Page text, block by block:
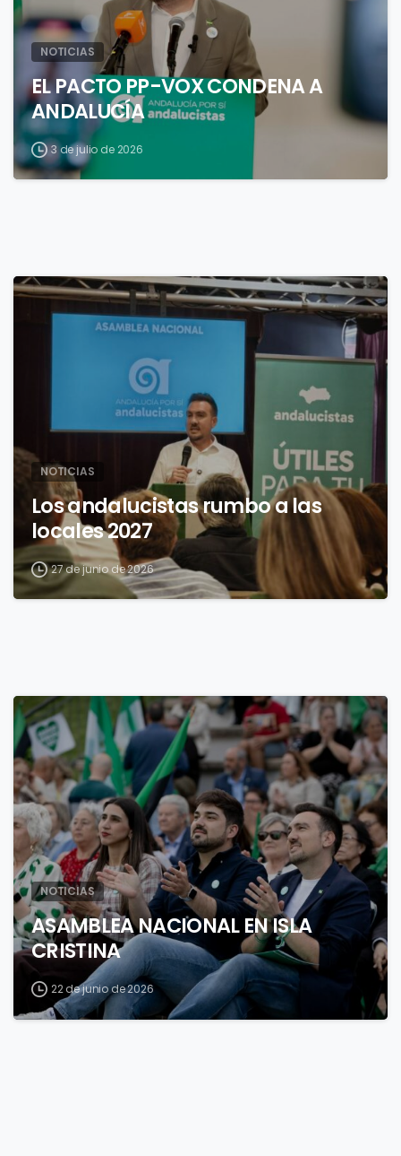
NOTICIAS
EL PACTO PP-VOX CONDENA A
ANDALUCÍA
3 de julio de 2026
4
NOTICIAS
Los andalucistas rumbo a las
locales 2027
27 de junio de 2026
3
NOTICIAS
ASAMBLEA NACIONAL EN ISLA
CRISTINA
22 de junio de 2026